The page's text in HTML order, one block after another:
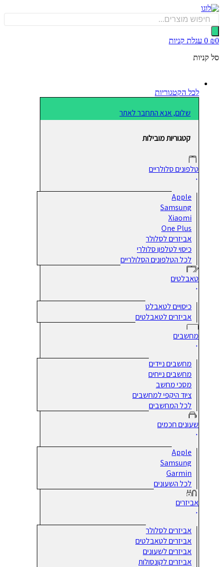
0 עגלת קניות
לכל הקטגוריות
שלום, אנא התחבר לאתר
קטגוריות מובילות
טלפונים סלולריים
Apple
Samsung
Xiaomi
One Plus
אביזרים לסלולר
כיסוי לטלפון סלולרי
לכל הטלפונים הסלולריים
טאבלטים
כיסויים לטאבלט
אביזרים לטאבלטים
מחשבים
מחשבים ניידים
מחשבים נייחים
מסכי מחשב
ציוד היקפי למחשבים
לכל המחשבים
שעונים חכמים
Apple
Samsung
Garmin
לכל השעונים
אביזרים
אביזרים לסלולר
אביזרים לטאבלטים
אביזרים לשעונים
אביזרים לקונסולות